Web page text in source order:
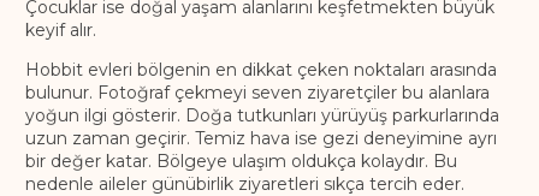
Çocuklar ise doğal yaşam alanlarını keşfetmekten büyük
keyif alır.
Hobbit evleri bölgenin en dikkat çeken noktaları arasında
bulunur. Fotoğraf çekmeyi seven ziyaretçiler bu alanlara
yoğun ilgi gösterir. Doğa tutkunları yürüyüş parkurlarında
uzun zaman geçirir. Temiz hava ise gezi deneyimine ayrı
bir değer katar. Bölgeye ulaşım oldukça kolaydır. Bu
nedenle aileler günübirlik ziyaretleri sıkça tercih eder.